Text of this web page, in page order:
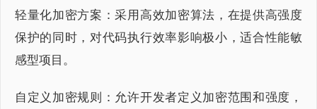
轻量化加密方案：采用高效加密算法，在提供高强度
保护的同时，对代码执行效率影响极小，适合性能敏
感型项目。
自定义加密规则：允许开发者定义加密范围和强度，